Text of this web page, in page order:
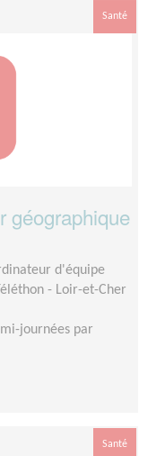
Santé
géographique
d'équipe
- Loir-et-Cher
journées par
Santé